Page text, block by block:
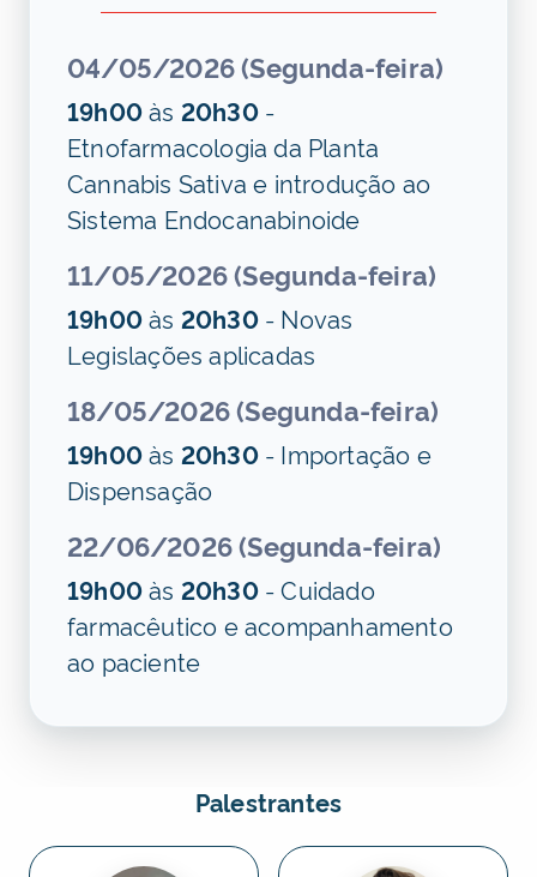
04/05/2026 (Segunda-feira)
19h00às 20h30-
Etnofarmacologia da Planta
Cannabis Sativa e introdução ao
Sistema Endocanabinoide
11/05/2026 (Segunda-feira)
19h00às 20h30- Novas
Legislações aplicadas
18/05/2026 (Segunda-feira)
19h00às 20h30- Importação e
Dispensação
22/06/2026 (Segunda-feira)
19h00às 20h30- Cuidado
farmacêutico e acompanhamento
ao paciente
Palestrantes